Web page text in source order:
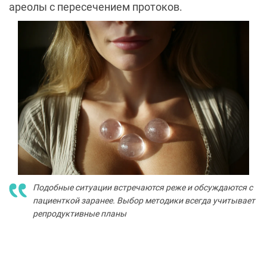
ареолы с пересечением протоков.
Подобные ситуации встречаются реже и обсуждаются с
пациенткой заранее. Выбор методики всегда учитывает
репродуктивные планы